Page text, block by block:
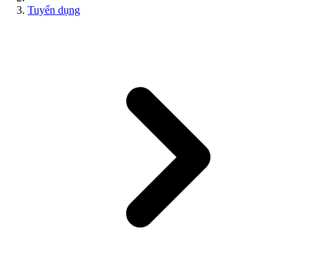
Tuyển dụng